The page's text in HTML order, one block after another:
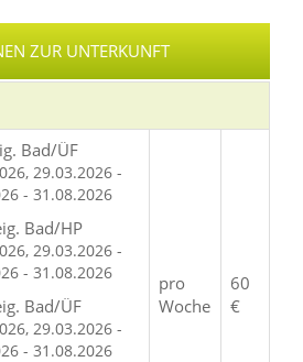
ZUR UNTERKUNFT
Bad/ÜF
29.03.2026 -
- 31.08.2026
Bad/HP
29.03.2026 -
- 31.08.2026
Bad/ÜF
29.03.2026 -
- 31.08.2026
pro
Woche
60
€